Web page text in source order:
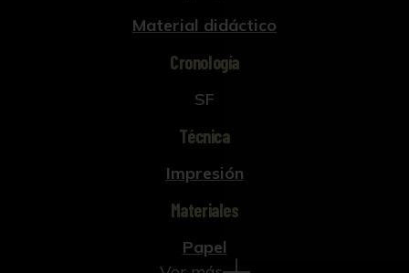
Material didáctico
Cronología
SF
Técnica
Impresión
Materiales
Papel